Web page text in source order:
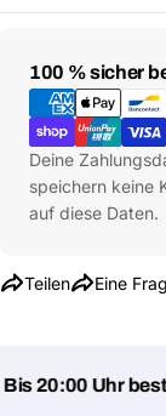
100 % sicher
Deine
speichern keine
auf diese Daten.
Teilen Eine
20:00 Uhr